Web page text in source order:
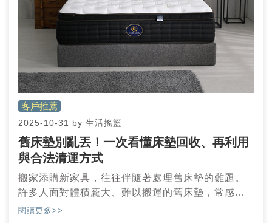
客戶推薦
2025-10-31 by 生活搖籃
舊床墊別亂丟！一次看懂床墊回收、再利用
與合法清運方式
搬家添購新家具，往往伴隨著處理舊床墊的難題。
許多人面對體積龐大、難以搬運的舊床墊，常感到
束手無策，不知該如何合法且環保的處理。事實
閱讀更多>>